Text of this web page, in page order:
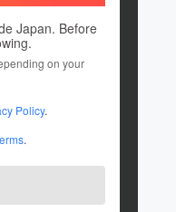
Japan. Before
on your
Policy.
.
ています
す！